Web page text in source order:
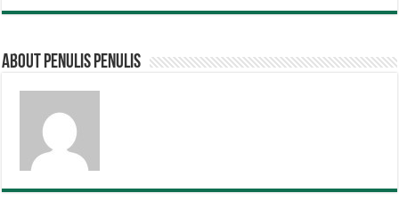
About penulis penulis